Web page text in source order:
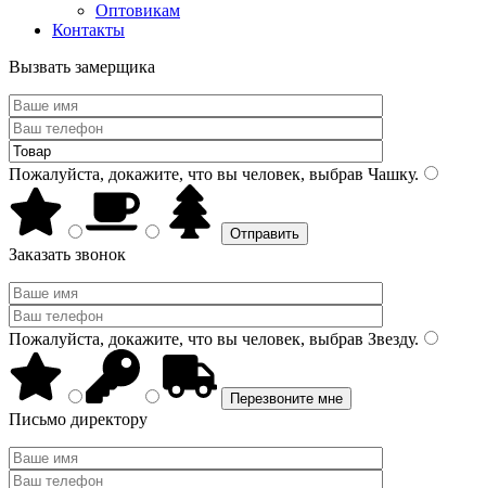
Оптовикам
Контакты
Вызвать замерщика
Пожалуйста, докажите, что вы человек, выбрав Чашку.
Заказать звонок
Пожалуйста, докажите, что вы человек, выбрав Звезду.
Письмо директору